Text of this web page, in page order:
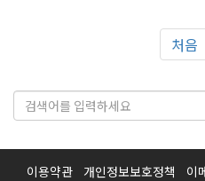
처음
이용약관 개인정보보호정책
이